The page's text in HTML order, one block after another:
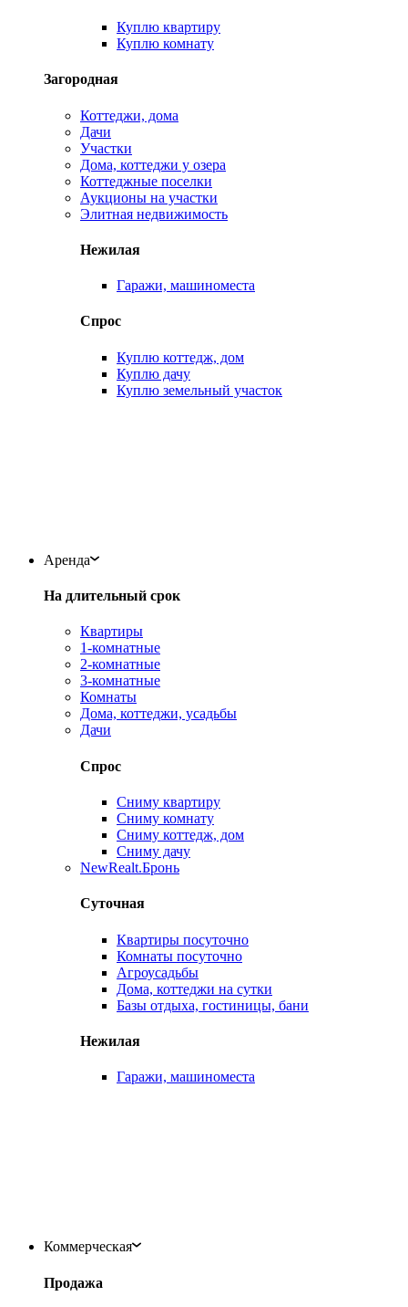
Куплю квартиру
Куплю комнату
Загородная
Коттеджи, дома
Дачи
Участки
Дома, коттеджи у озера
Коттеджные поселки
Аукционы на участки
Элитная недвижимость
Нежилая
Гаражи, машиноместа
Спрос
Куплю коттедж, дом
Куплю дачу
Куплю земельный участок
Аренда
На длительный срок
Квартиры
1-комнатные
2-комнатные
3-комнатные
Комнаты
Дома, коттеджи, усадьбы
Дачи
Спрос
Сниму квартиру
Сниму комнату
Сниму коттедж, дом
Сниму дачу
NewRealt.Бронь
Суточная
Квартиры посуточно
Комнаты посуточно
Агроусадьбы
Дома, коттеджи на сутки
Базы отдыха, гостиницы, бани
Нежилая
Гаражи, машиноместа
Коммерческая
Продажа